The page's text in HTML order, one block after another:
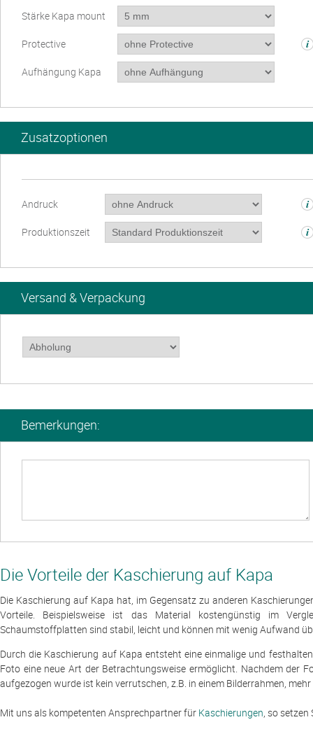
Stärke Kapa mount
Protective
Aufhängung Kapa
Zusatzoptionen
Andruck
Produktionszeit
Versand & Verpackung
Bemerkungen:
Die Vorteile der Kaschierung auf Kapa
Die Kaschierung auf Kapa hat, im Gegensatz zu anderen
Vorteile. Beispielsweise ist das Material kostengünstig im
Schaumstoffplatten sind stabil, leicht und können mit wenig Aufwand
Durch die Kaschierung auf Kapa entsteht eine einmalige und
Foto eine neue Art der Betrachtungsweise ermöglicht. Nachdem der
aufgezogen wurde ist kein verrutschen, z.B. in einem Bilderrahmen,
Mit uns als kompetenten Ansprechpartner für Kaschierungen, so setzen